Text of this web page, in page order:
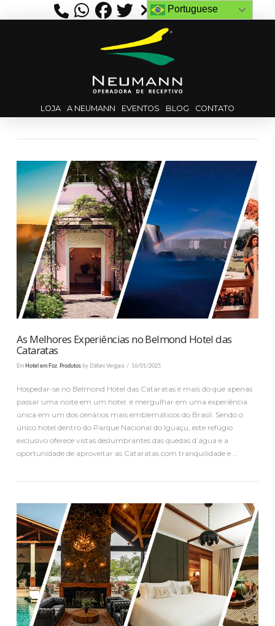
LOJA A NEUMANN EVENTOS BLOG CONTATO
VER PUBLICAÇÃO
As Melhores Experiências no Belmond Hotel das
Cataratas
Em Hotel em Foz, Produtosby Dáfani Vergara 16/01/2025
Hospedar-se no Belmond Hotel das Cataratas é mais do que apenas
passar uma noite em um hotel: é mergulhar em uma experiência
única em um dos cenários mais emblemáticos do Brasil. Sendo o
único hotel dentro do Parque Nacional do Iguaçu, este refúgio
exclusivo oferece vistas deslumbrantes das quedas d’água e a
oportunidade de aproveitar as Cataratas com tranquilidade e …
Portuguese